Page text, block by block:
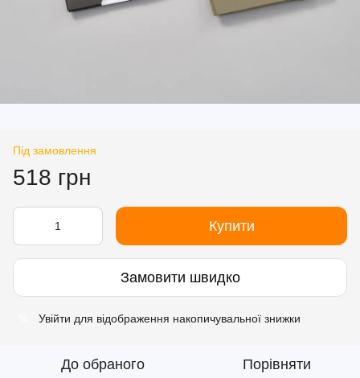
Під замовлення
518 грн
Купити
Замовити швидко
Увійти для відображення накопичувальної знижки
До обраного Порівняти